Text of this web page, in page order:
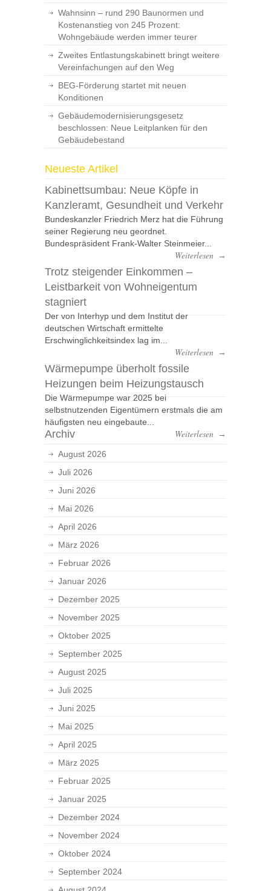
Wahnsinn – rund 290 Baunormen und
Kostenanstieg von 245 Prozent:
Wohngebäude werden immer teurer
Zweites Entlastungskabinett bringt weitere
Vereinfachungen auf den Weg
BEG-Förderung startet mit neuen
Konditionen
Gebäudemodernisierungsgesetz
beschlossen: Neue Leitplanken für den
Gebäudebestand
Neueste Artikel
Kabinettsumbau: Neue Köpfe in
Kanzleramt, Gesundheit und Verkehr
Bundeskanzler Friedrich Merz hat die Führung
seiner Regierung neu geordnet.
Bundespräsident Frank-Walter Steinmeier...
Weiterlesen →
Trotz steigender Einkommen –
Leistbarkeit von Wohneigentum
stagniert
Der von Interhyp und dem Institut der
deutschen Wirtschaft ermittelte
Erschwinglichkeitsindex lag im...
Weiterlesen →
Wärmepumpe überholt fossile
Heizungen beim Heizungstausch
Die Wärmepumpe war 2025 bei
selbstnutzenden Eigentümern erstmals die am
häufigsten neu eingebaute...
Weiterlesen →
Archiv
August 2026
Juli 2026
Juni 2026
Mai 2026
April 2026
März 2026
Februar 2026
Januar 2026
Dezember 2025
November 2025
Oktober 2025
September 2025
August 2025
Juli 2025
Juni 2025
Mai 2025
April 2025
März 2025
Februar 2025
Januar 2025
Dezember 2024
November 2024
Oktober 2024
September 2024